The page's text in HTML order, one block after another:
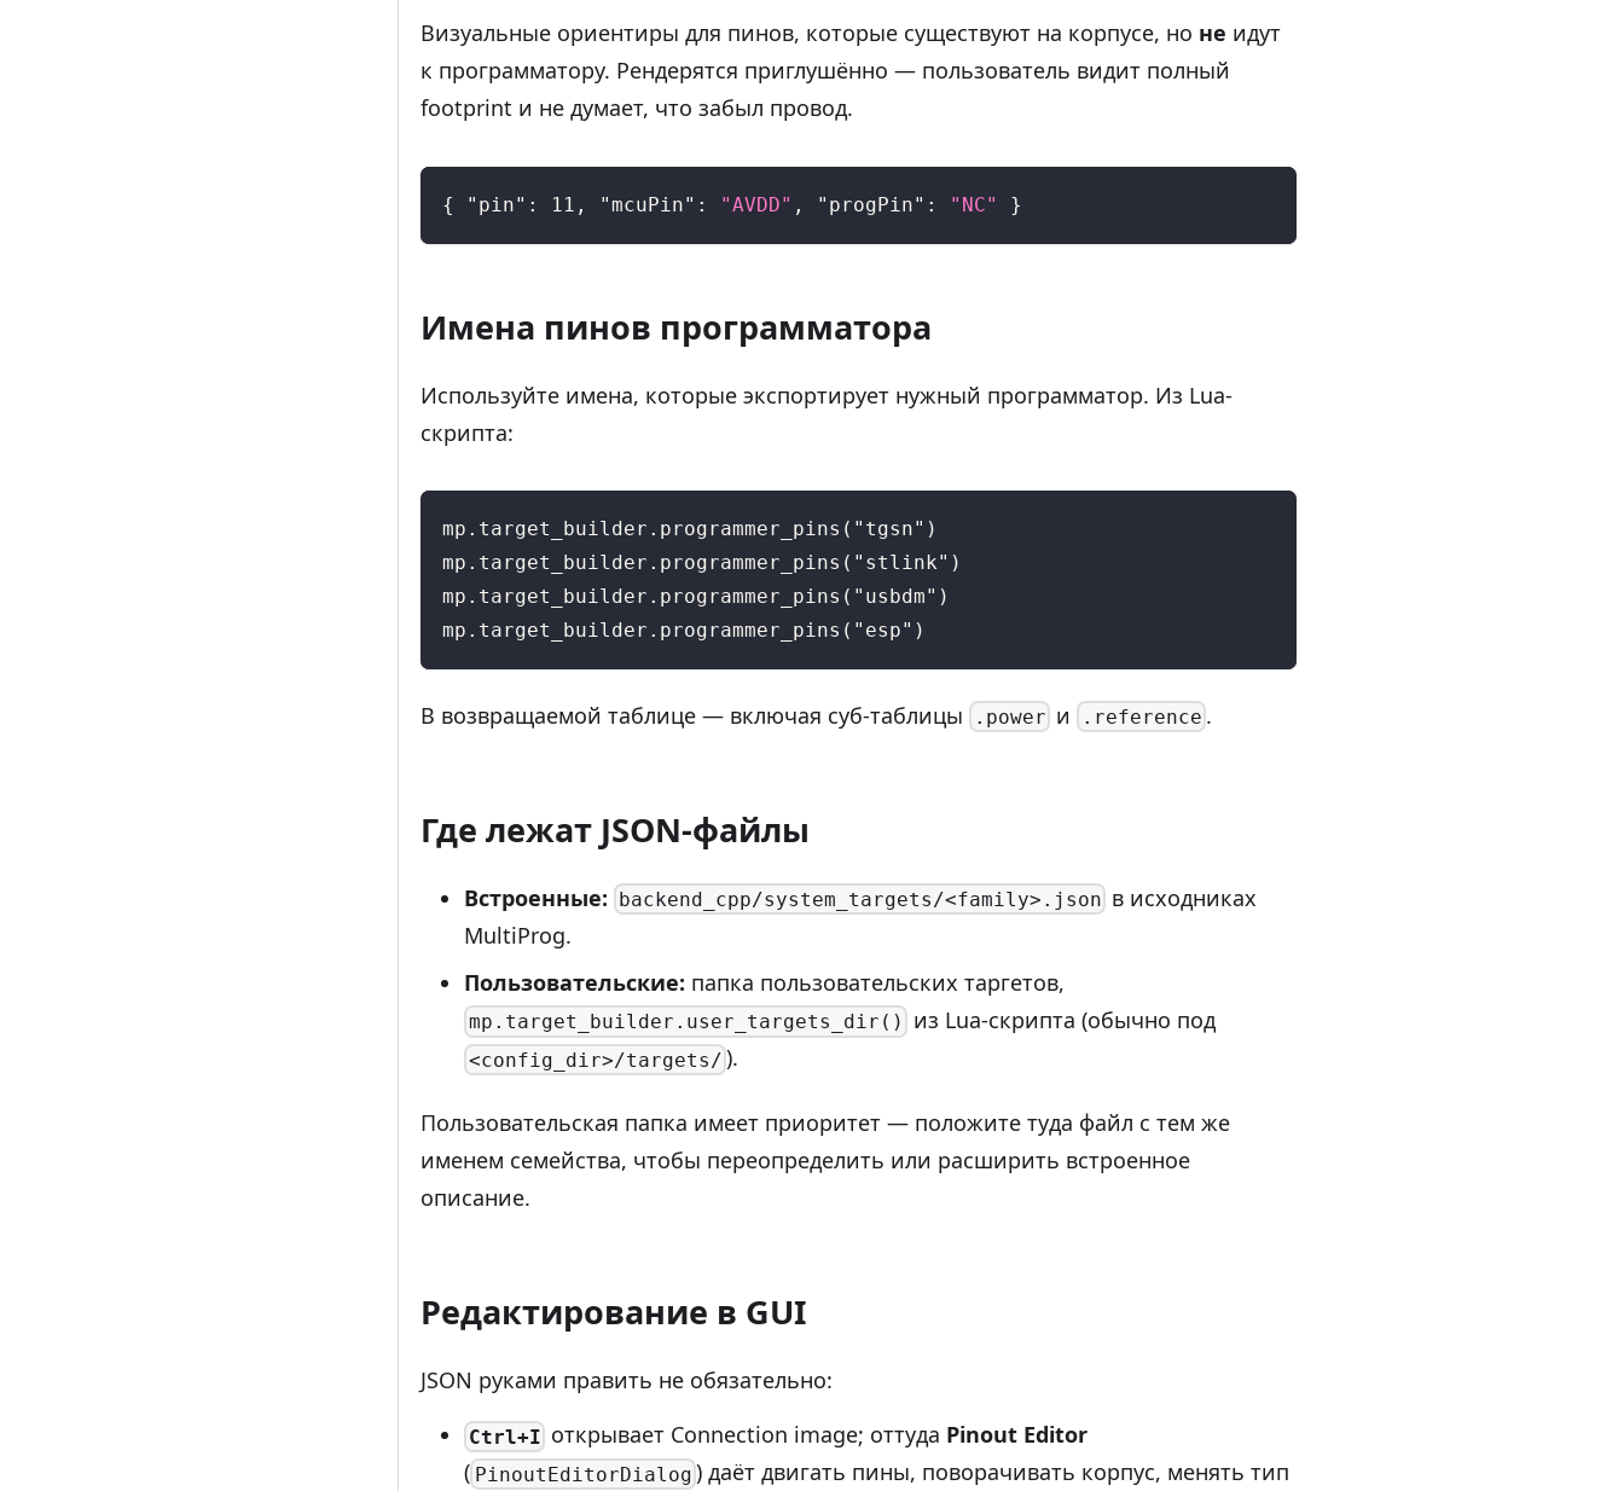
Визуальные ориентиры для пинов, которые существуют на корпусе, но не идут
к программатору. Рендерятся приглушённо — пользователь видит полный
footprint и не думает, что забыл провод.
{ "pin" : 11 , "mcuPin" : "AVDD" , "progPin" : "NC" }
Имена пинов программатора
Используйте имена, которые экспортирует нужный программатор. Из Lua-
скрипта:
mp.target_builder.programmer_pins("tgsn")
mp.target_builder.programmer_pins("stlink")
mp.target_builder.programmer_pins("usbdm")
mp.target_builder.programmer_pins("esp")
В возвращаемой таблице — включая суб-таблицы .power и .reference .
Где лежат JSON-файлы
Встроенные: backend_cpp/system_targets/<family>.json в исходниках
MultiProg.
Пользовательские: папка пользовательских таргетов,
mp.target_builder.user_targets_dir() из Lua-скрипта (обычно под
<config_dir>/targets/ ).
Пользовательская папка имеет приоритет — положите туда файл с тем же
именем семейства, чтобы переопределить или расширить встроенное
описание.
Редактирование в GUI
JSON руками править не обязательно:
Ctrl+I открывает Connection image; оттуда Pinout Editor
( PinoutEditorDialog ) даёт двигать пины, поворачивать корпус, менять тип